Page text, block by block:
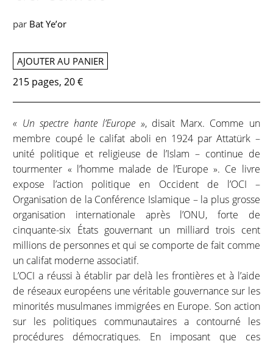
par Bat Ye’or
AJOUTER AU PANIER
215 pages, 20 €
« Un spectre hante l’Europe », disait Marx. Comme un
membre coupé le califat aboli en 1924 par Attatürk –
unité politique et religieuse de l’Islam – continue de
tourmenter « l’homme malade de l’Europe ». Ce livre
expose l’action politique en Occident de l’OCI –
Organisation de la Conférence Islamique – la plus grosse
organisation internationale après l’ONU, forte de
cinquante-six États gouvernant un milliard trois cent
millions de personnes et qui se comporte de fait comme
un califat moderne associatif.
L’OCI a réussi à établir par delà les frontières et à l’aide
de réseaux européens une véritable gouvernance sur les
minorités musulmanes immigrées en Europe. Son action
sur les politiques communautaires a contourné les
procédures démocratiques. En imposant que ces